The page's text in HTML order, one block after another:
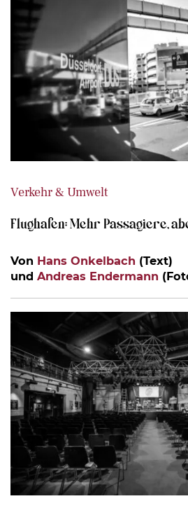
Verkehr & Umwelt
Flughafen: Mehr Passagiere,
Von Hans Onkelbach (Text)
und Andreas Endermann